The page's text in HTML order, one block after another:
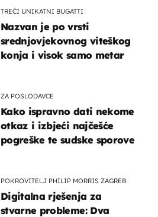
TREĆI UNIKATNI BUGATTI
Nazvan je po vrsti
srednjovjekovnog viteškog
konja i visok samo metar
ZA POSLODAVCE
Kako ispravno dati nekome
otkaz i izbjeći najčešće
pogreške te sudske sporove
POKROVITELJ PHILIP MORRIS ZAGREB
Digitalna rješenja za
stvarne probleme: Dva